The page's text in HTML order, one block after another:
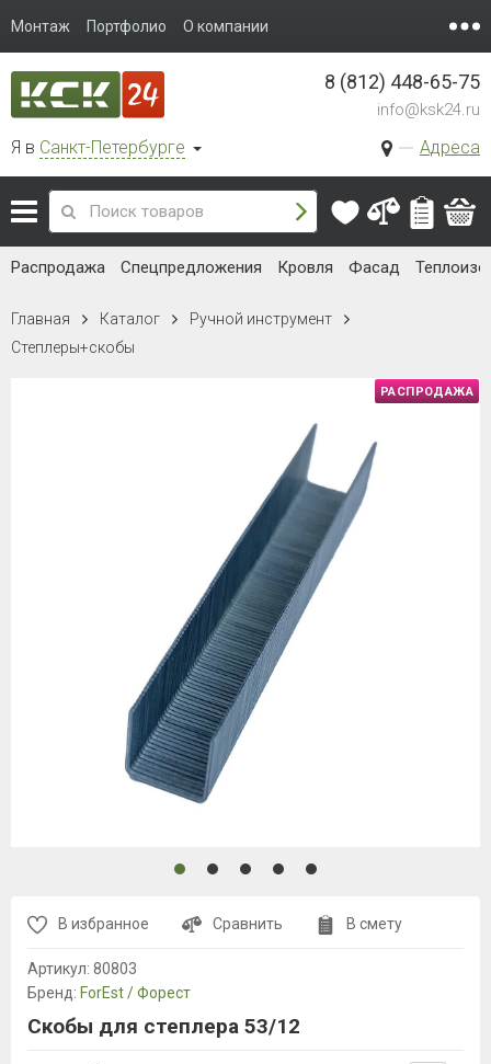
Монтаж Портфолио О компании
Я в Санкт-Петербурге Адреса
8 (812) 448-65-75
info@ksk24.ru
Распродажа Спецпредложения Кровля Фасад
Главная Каталог
Ручной инструмент
Степлеры+скобы
РАСПРОДАЖА
В избранное Сравнить В смету
Артикул: 80803
Бренд: ForEst / Форест
Скобы для степлера 53/12